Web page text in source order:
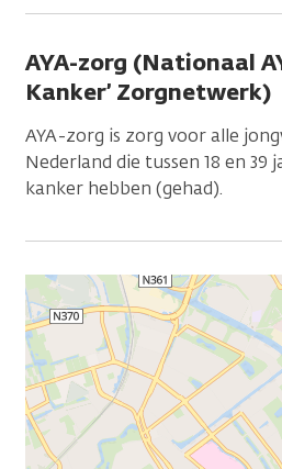
AYA-zorg (Nationaal
Kanker’ Zorgnetwerk)
AYA-zorg is zorg voor alle
Nederland die tussen 18 en
kanker hebben (gehad).